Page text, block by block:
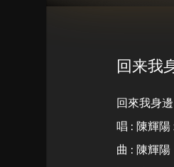
回来我
回來我身
唱 : 陳輝陽
曲 : 陳輝陽